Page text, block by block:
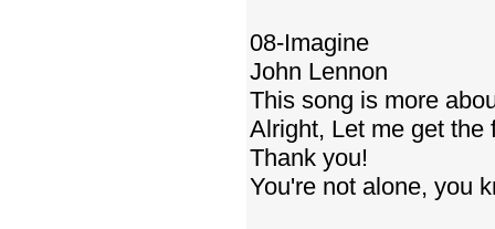
08-Imagine
John Lennon
This song is more
Alright, Let me get the
Thank you!
You're not alone, you